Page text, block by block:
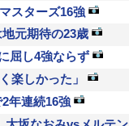
スターズ16強
元期待の23歳
屈し4強ならず
楽しかった」
年連続16強